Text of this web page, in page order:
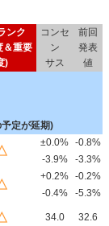
ンク
＆重要
)
コンセ
ン
サス
前回
発表
値
定が延期)
±0.0% -0.8%
-3.9%
-3.3%
+0.2% -0.2%
-0.4%
-5.3%
34.0 32.6